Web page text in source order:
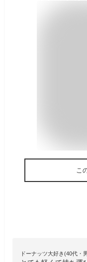
こ
ドーナッツ大好き(40代・